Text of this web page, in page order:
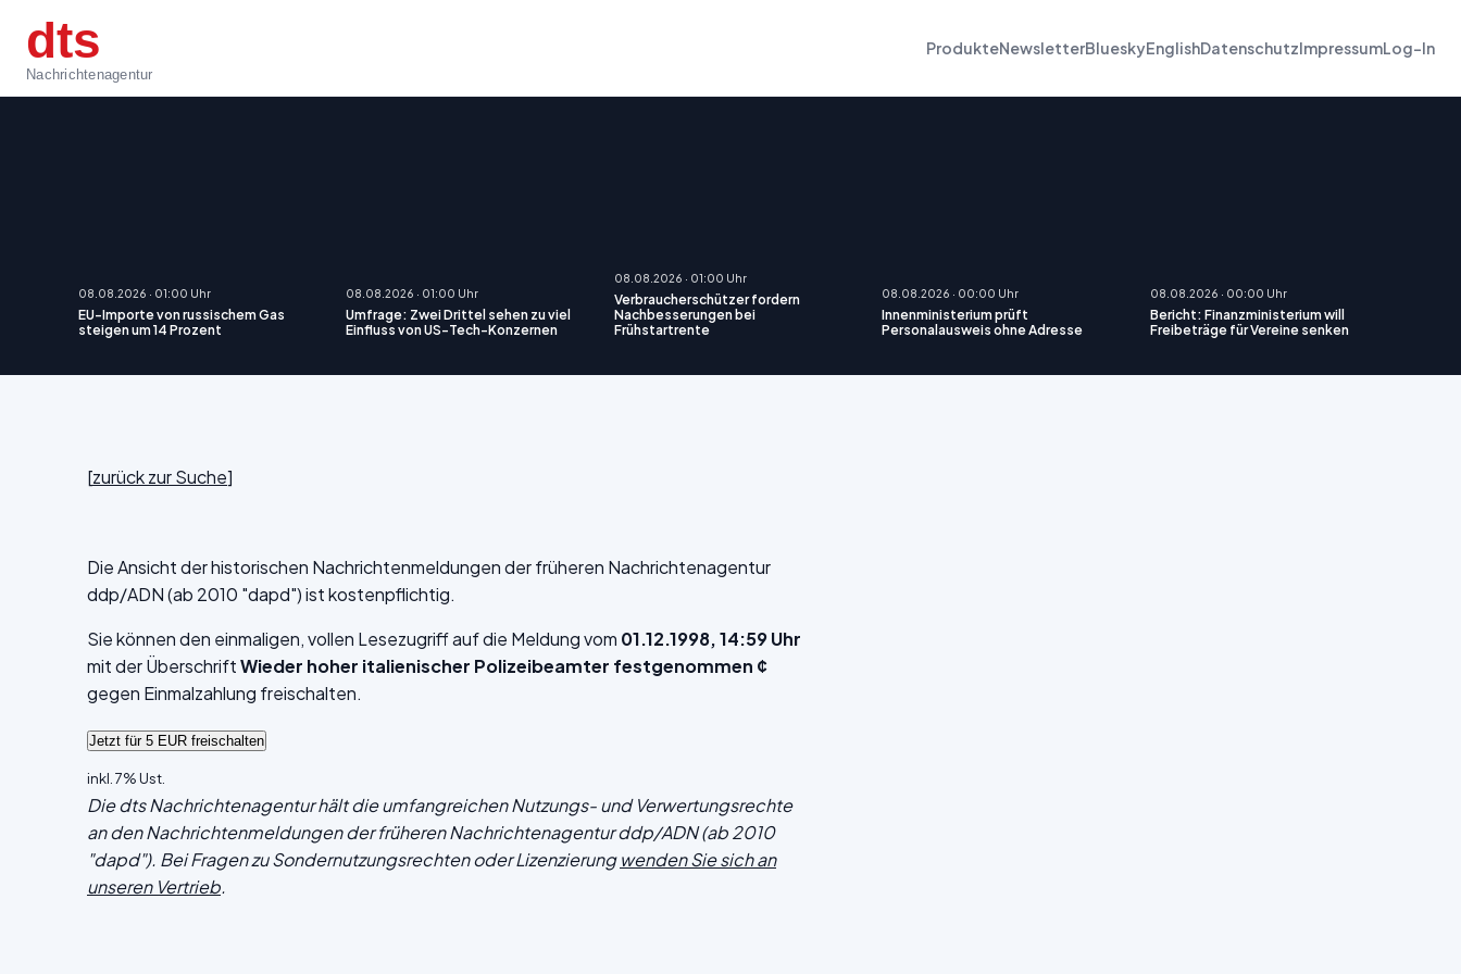
dts
Nachrichtenagentur
ProdukteNewsletterBlueskyEnglishDatenschutzImpressumLog-In
08.08.2026 · 01:00 Uhr
EU-Importe von russischem Gas
steigen um 14 Prozent
08.08.2026 · 01:00 Uhr
Umfrage: Zwei Drittel sehen zu viel
Einfluss von US-Tech-Konzernen
08.08.2026 · 01:00 Uhr
Verbraucherschützer fordern
Nachbesserungen bei
Frühstartrente
08.08.2026 · 00:00 Uhr
Innenministerium prüft
Personalausweis ohne Adresse
08.08.2026 · 00:00 Uhr
Bericht: Finanzministerium will
Freibeträge für Vereine senken
[zurück zur Suche]
Die Ansicht der historischen Nachrichtenmeldungen der früheren Nachrichtenagentur
ddp/ADN (ab 2010 "dapd") ist kostenpflichtig.
Sie können den einmaligen, vollen Lesezugriff auf die Meldung vom 01.12.1998, 14:59 Uhr
mit der ÜberschriftWieder hoher italienischer Polizeibeamter festgenommen ¢
gegen Einmalzahlung freischalten.
inkl. 7% Ust.
Die dts Nachrichtenagentur hält die umfangreichen Nutzungs- und Verwertungsrechte
an den Nachrichtenmeldungen der früheren Nachrichtenagentur ddp/ADN (ab 2010
"dapd"). Bei Fragen zu Sondernutzungsrechten oder Lizenzierungwenden Sie sich an
unseren Vertrieb.